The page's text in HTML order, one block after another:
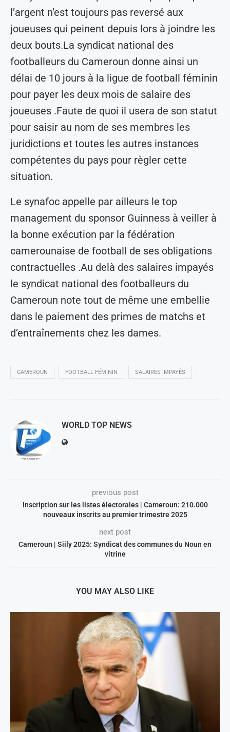
l’argent n’est toujours pas reversé aux
joueuses qui peinent depuis lors à joindre les
deux bouts.La syndicat national des
footballeurs du Cameroun donne ainsi un
délai de 10 jours à la ligue de football féminin
pour payer les deux mois de salaire des
joueuses .Faute de quoi il usera de son statut
pour saisir au nom de ses membres les
juridictions et toutes les autres instances
compétentes du pays pour règler cette
situation.
Le synafoc appelle par ailleurs le top
management du sponsor Guinness à veiller à
la bonne exécution par la fédération
camerounaise de football de ses obligations
contractuelles .Au delà des salaires impayés
le syndicat national des footballeurs du
Cameroun note tout de même une embellie
dans le paiement des primes de matchs et
d’entraînements chez les dames.
CAMEROUN FOOTBALL FÉMININ SALAIRES IMPAYÉS
WORLD TOP NEWS
previous post
Inscription sur les listes électorales | Cameroun: 210.000
nouveaux inscrits au premier trimestre 2025
next post
Cameroun | Siily 2025: Syndicat des communes du Noun en
vitrine
YOU MAY ALSO LIKE